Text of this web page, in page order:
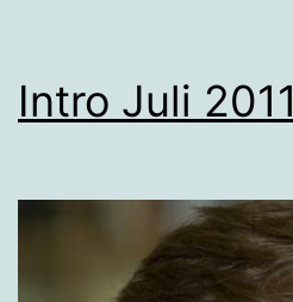
Intro Juli 2011